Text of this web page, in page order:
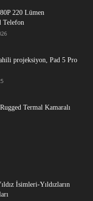
220 Lümen
Telefon
projeksiyon, Pad 5 Pro
Termal Kamaralı
İsimleri-Yıldızların